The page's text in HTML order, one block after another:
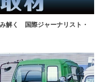
解く 国際ジャーナリスト・